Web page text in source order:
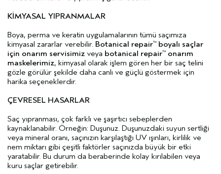
KİMYASAL YIPRANMALAR
Boya, perma ve keratin uygulamalarının tümü saçımıza
kimyasal zararlar verebilir. Botanical repair™ boyalı saçlar
için onarım servisimiz veya botanical repair™ onarım
maskelerimiz, kimyasal olarak işlem gören her bir saç telini
gözle görülür şekilde daha canlı ve güçlü göstermek için
harika seçeneklerdir.
ÇEVRESEL HASARLAR
Saç yıpranması, çok farklı ve şaşırtıcı sebeplerden
kaynaklanabilir. Örneğin: Duşunuz. Duşunuzdaki suyun sertliği
veya mineral oranı, saçınızın karşılaştığı UV ışınları, kirlilik ve
nem miktarı gibi çeşitli faktörler saçınızda büyük bir etki
yaratabilir. Bu durum da beraberinde kolay kırılabilen veya
kuru saçlar getirebilir.